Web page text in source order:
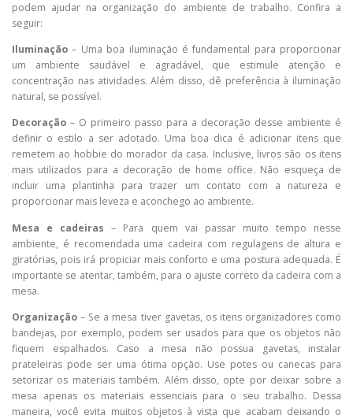
podem ajudar na organização do ambiente de trabalho. Confira a
seguir:
Iluminação – Uma boa iluminação é fundamental para proporcionar
um ambiente saudável e agradável, que estimule atenção e
concentração nas atividades. Além disso, dê preferência à iluminação
natural, se possível.
Decoração – O primeiro passo para a decoração desse ambiente é
definir o estilo a ser adotado. Uma boa dica é adicionar itens que
remetem ao hobbie do morador da casa. Inclusive, livros são os itens
mais utilizados para a decoração de home office. Não esqueça de
incluir uma plantinha para trazer um contato com a natureza e
proporcionar mais leveza e aconchego ao ambiente.
Mesa e cadeiras – Para quem vai passar muito tempo nesse
ambiente, é recomendada uma cadeira com regulagens de altura e
giratórias, pois irá propiciar mais conforto e uma postura adequada. É
importante se atentar, também, para o ajuste correto da cadeira com a
mesa.
Organização – Se a mesa tiver gavetas, os itens organizadores como
bandejas, por exemplo, podem ser usados para que os objetos não
fiquem espalhados. Caso a mesa não possua gavetas, instalar
prateleiras pode ser uma ótima opção. Use potes ou canecas para
setorizar os materiais também. Além disso, opte por deixar sobre a
mesa apenas os materiais essenciais para o seu trabalho. Dessa
maneira, você evita muitos objetos à vista que acabam deixando o